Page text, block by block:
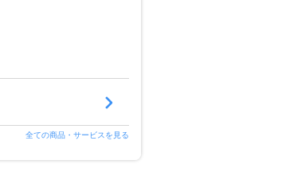
全ての商品・サービスを見る